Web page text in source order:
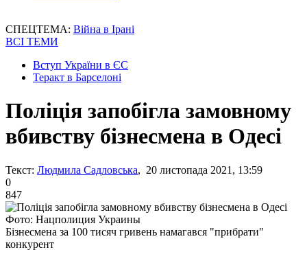
СПЕЦТЕМА: Війна в Ірані
ВСІ ТЕМИ
Вступ України в ЄС
Теракт в Барселоні
Поліція запобігла замовному
вбивству бізнесмена в Одесі
Текст: Людмила Садловська, 20 листопада 2021, 13:59
0
847
Фото: Нацполиция Украины
Бізнесмена за 100 тисяч гривень намагався "прибрати"
конкурент